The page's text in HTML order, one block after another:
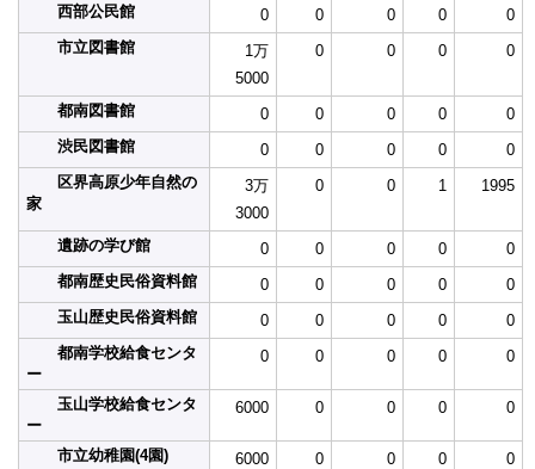
西部公民館
0 0 0 0
0
市立図書館
1万
5000
0 0 0 0
都南図書館 0 0 0 0
0
渋民図書館
0 0 0 0
0
区界高原少年自然の
家
3万
3000
0 0 1 1995
遺跡の学び館 0 0 0 0
0
都南歴史民俗資料館
0 0 0 0
0
玉山歴史民俗資料館
0 0 0 0
0
都南学校給食センタ
ー
0 0 0 0 0
玉山学校給食センタ
ー
6000 0 0 0 0
市立幼稚園(4園) 6000 0 0 0
0